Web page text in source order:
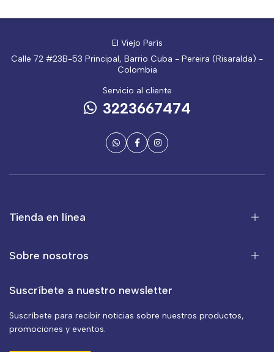
El Viejo París
Calle 72 #23B-53 Principal, Barrio Cuba - Pereira (Risaralda) -
Colombia
Servicio al cliente
3223667474
Tienda en línea
Sobre nosotros
Suscríbete a nuestro newsletter
Suscríbete para recibir noticias sobre nuestros productos,
promociones y eventos.